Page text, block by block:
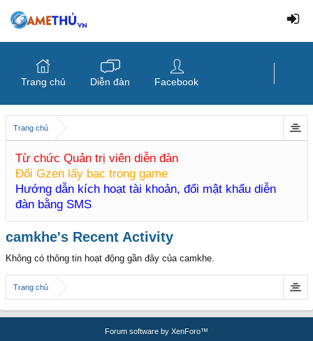
Trang chủ
Từ chức Quản trị viên diễn đàn
Đổi Gzen lấy bạc trong game
Hướng dẫn kích hoạt tài khoản, đổi mật khẩu diễn
đàn bằng SMS
camkhe's Recent Activity
Không có thông tin hoạt động gần đây của camkhe.
Trang chủ
Trang chủ Diễn đàn Facebook
Forum software by XenForo™